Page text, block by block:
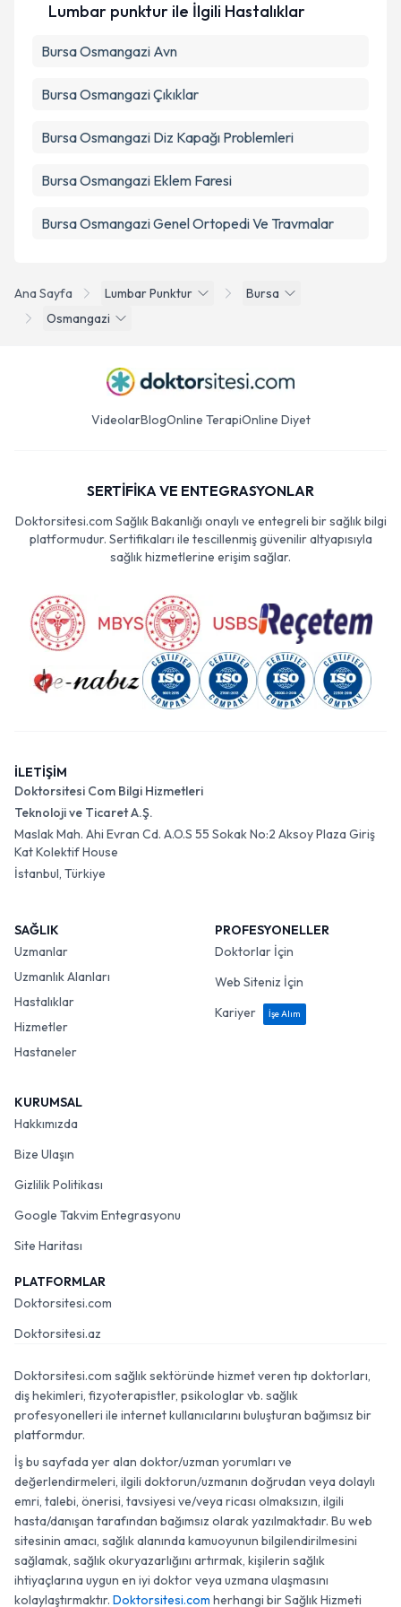
Ana Sayfa Lumbar Punktur
Bursa
Osmangazi
Lumbar punktur ile İlgili Hastalıklar
Bursa Osmangazi Avn
Bursa Osmangazi Çıkıklar
Bursa Osmangazi Diz Kapağı Problemleri
Bursa Osmangazi Eklem Faresi
Bursa Osmangazi Genel Ortopedi Ve Travmalar
VideolarBlogOnline TerapiOnline Diyet
SERTİFİKA VE ENTEGRASYONLAR
Doktorsitesi.com Sağlık Bakanlığı onaylı ve entegreli bir sağlık bilgi
platformudur. Sertifikaları ile tescillenmiş güvenilir altyapısıyla
sağlık hizmetlerine erişim sağlar.
İLETİŞİM
Doktorsitesi Com Bilgi Hizmetleri
Teknoloji ve Ticaret A.Ş.
Maslak Mah. Ahi Evran Cd. A.O.S 55 Sokak No:2 Aksoy Plaza Giriş
Kat Kolektif House
İstanbul, Türkiye
SAĞLIK
Uzmanlar
Uzmanlık Alanları
Hastalıklar
Hizmetler
Hastaneler
PROFESYONELLER
Doktorlar İçin
Web Siteniz İçin
Kariyer
İşe Alım
KURUMSAL
Hakkımızda
Bize Ulaşın
Gizlilik Politikası
Google Takvim Entegrasyonu
Site Haritası
PLATFORMLAR
Doktorsitesi.com
Doktorsitesi.az
Doktorsitesi.com sağlık sektöründe hizmet veren tıp doktorları,
diş hekimleri, fizyoterapistler, psikologlar vb. sağlık
profesyonelleri ile internet kullanıcılarını buluşturan bağımsız bir
platformdur.
İş bu sayfada yer alan doktor/uzman yorumları ve
değerlendirmeleri, ilgili doktorun/uzmanın doğrudan veya dolaylı
emri, talebi, önerisi, tavsiyesi ve/veya ricası olmaksızın, ilgili
hasta/danışan tarafından bağımsız olarak yazılmaktadır. Bu web
sitesinin amacı, sağlık alanında kamuoyunun bilgilendirilmesini
sağlamak, sağlık okuryazarlığını artırmak, kişilerin sağlık
ihtiyaçlarına uygun en iyi doktor veya uzmana ulaşmasını
kolaylaştırmaktır. Doktorsitesi.com herhangi bir Sağlık Hizmeti